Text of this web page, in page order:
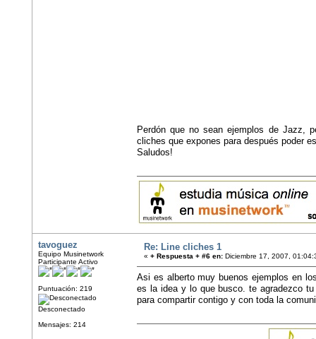
Perdón que no sean ejemplos de Jazz,
cliches que expones para después poder
Saludos!
tavoguez
Equipo Musinetwork
Participante Activo
Puntuación: 219
Desconectado
Mensajes: 214
Re: Line cliches 1
« + Respuesta + #6 en: Diciembre 17, 2007,
Asi es alberto muy buenos ejemplos en
es la idea y lo que busco. te agradezco
para compartir contigo y con toda la